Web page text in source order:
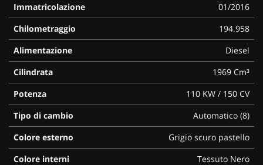
Immatricolazione
01/2016
Chilometraggio
194.958
Alimentazione
Diesel
Cilindrata
1969 Cm³
Potenza
110 KW / 150 CV
Tipo di cambio
Automatico (8)
Colore esterno
Grigio scuro pastello
Colore interni
Tessuto Nero